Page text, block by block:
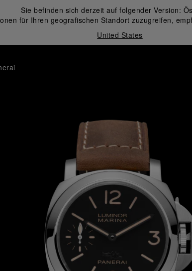
Sie befinden sich derzeit auf folgender Version:
für Ihren geografischen Standort zuzugreifen,
United States